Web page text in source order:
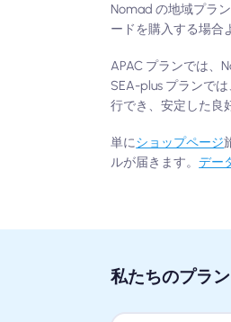
Nomad の地域プラ
ードを購入する場合
APAC プランでは、
SEA-plus プランで
行でき、安定した良
単にショップページ
ルが届きます。デー
私たちのプラ